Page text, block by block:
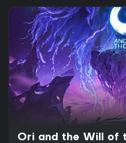
Ori and the Will of